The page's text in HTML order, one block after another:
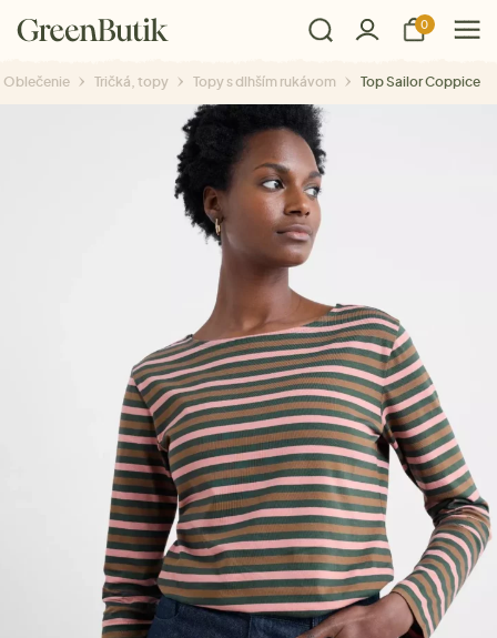
0
Oblečenie Tričká, topy Topy s dlhším rukávom Top Sailor Coppice